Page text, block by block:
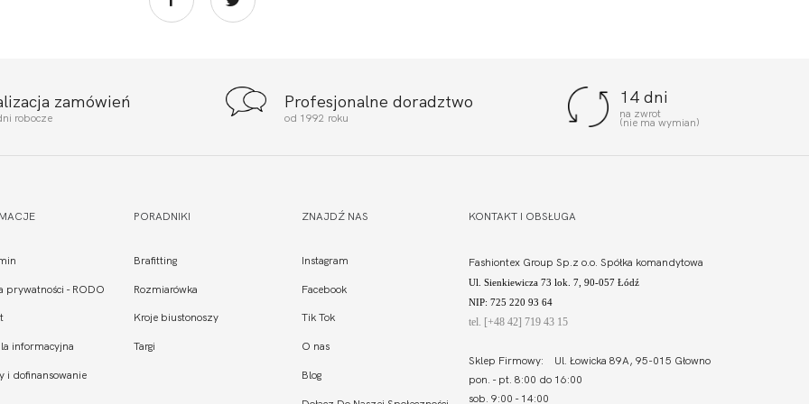
zamówień
robocze
Profesjonalne doradztwo
od 1992 roku
14 dni
na zwrot
(nie ma wymian)
prywatności - RODO
informacyjna
i dofinansowanie
PORADNIKI
Brafitting
Rozmiarówka
Kroje biustonoszy
Targi
ZNAJDŹ NAS
Instagram
Facebook
Tik Tok
O nas
Blog
KONTAKT I OBSŁUGA
Fashiontex Group Sp.z o.o. Spółka komandytowa
Ul. Sienkiewicza 73 lok. 7, 90-057 Łódź
NIP: 725 220 93 64
tel. [+48 42] 719 43 15
Sklep Firmowy: Ul. Łowicka 89A, 95-015 Głowno
pon. - pt. 8:00 do 16:00
sob. 9:00 - 14:00